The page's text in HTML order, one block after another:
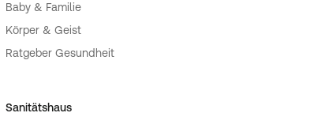
Baby & Familie
Körper & Geist
Ratgeber Gesundheit
Sanitätshaus